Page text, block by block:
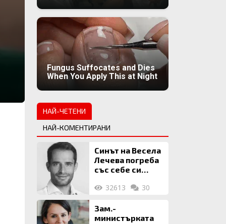
Fungus Suffocates and Dies
When You Apply This at Night
НАЙ-ЧЕТЕНИ
НАЙ-КОМЕНТИРАНИ
Синът на Весела
Лечева погреба
със себе си
млн. евро
32613 30
Зам.-
министърката